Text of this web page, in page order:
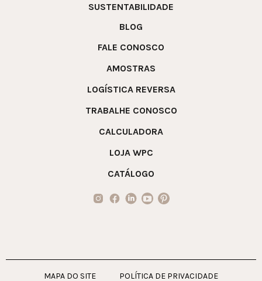
SUSTENTABILIDADE
BLOG
FALE CONOSCO
AMOSTRAS
LOGÍSTICA REVERSA
TRABALHE CONOSCO
CALCULADORA
LOJA WPC
CATÁLOGO
MAPA DO SITE POLÍTICA DE PRIVACIDADE